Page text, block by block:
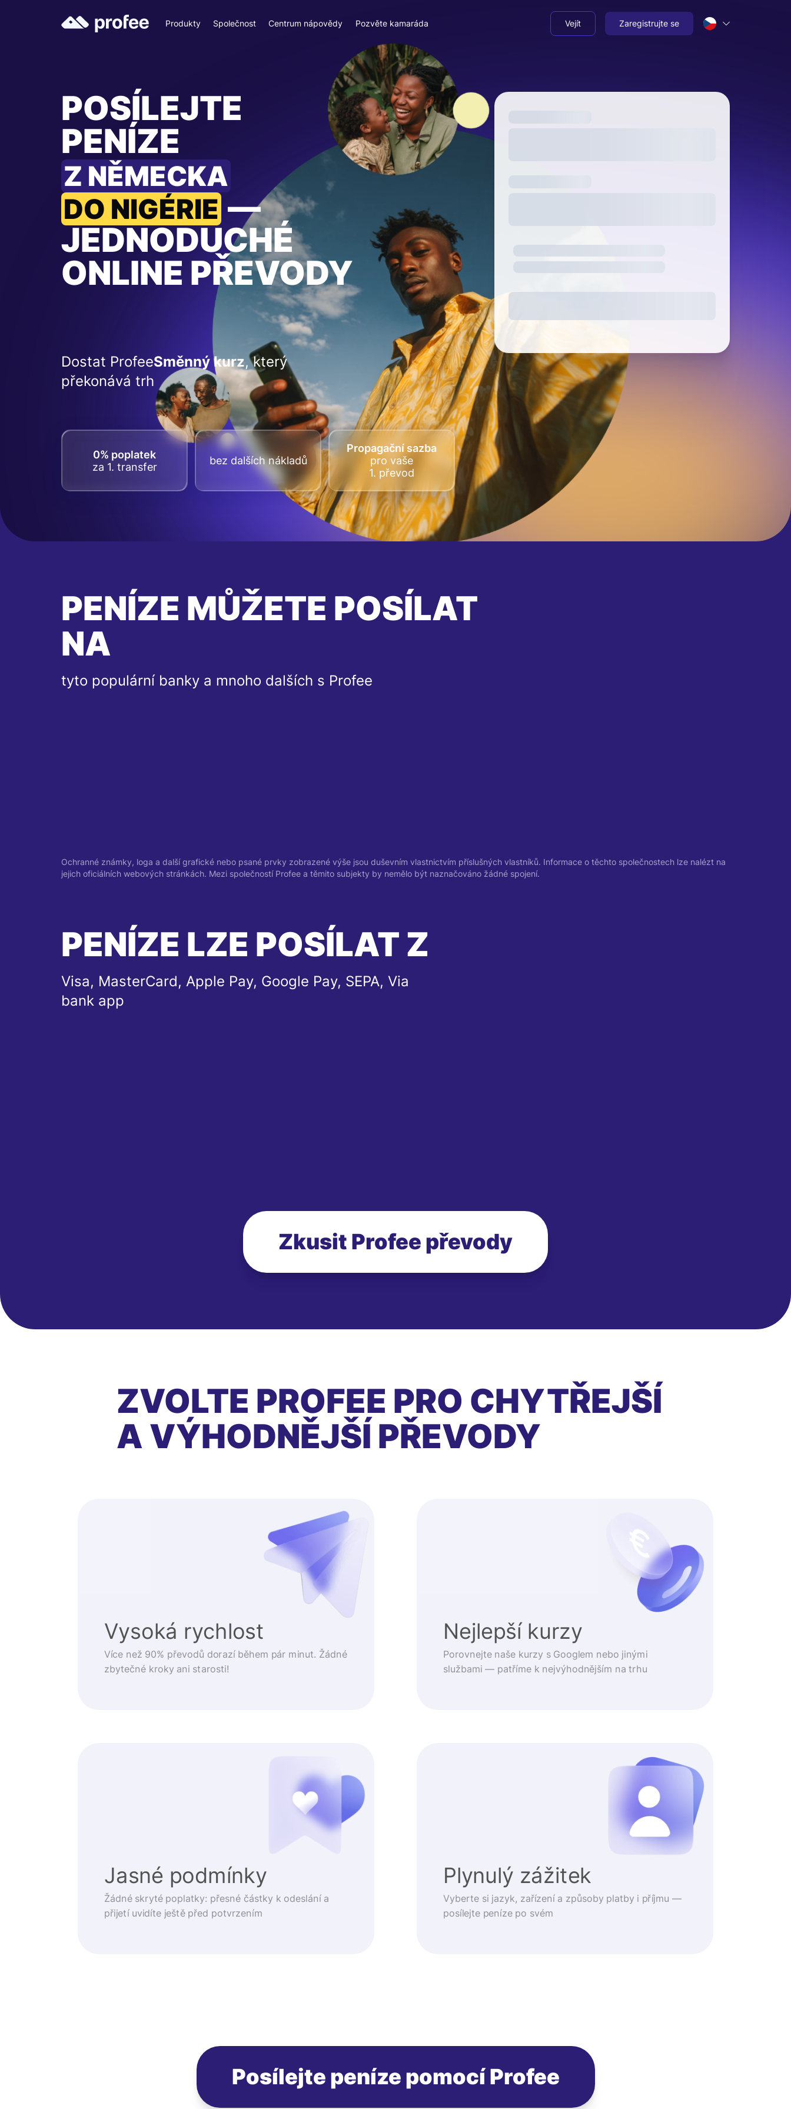
Produkty Společnost Centrum nápovědy Pozvěte kamaráda Vejít Zaregistrujte se
POSÍLEJTE
PENÍZE
Z NĚMECKA
DO NIGÉRIE —
JEDNODUCHÉ
ONLINE PŘEVODY
Dostat ProfeeSměnný kurz, který
překonává trh
0% poplatek
za 1. transfer
bez dalších nákladů
Propagační sazba
pro vaše
1. převod
PENÍZE MŮŽETE POSÍLAT
NA
tyto populární banky a mnoho dalších s Profee
Ochranné známky, loga a další grafické nebo psané prvky zobrazené výše jsou duševním vlastnictvím příslušných vlastníků. Informace o těchto společnostech lze nalézt na
jejich oficiálních webových stránkách. Mezi společností Profee a těmito subjekty by nemělo být naznačováno žádné spojení.
PENÍZE LZE POSÍLAT Z
Visa, MasterCard, Apple Pay, Google Pay, SEPA, Via
bank app
Zkusit Profee převody
ZVOLTE PROFEE PRO CHYTŘEJŠÍ
A VÝHODNĚJŠÍ PŘEVODY
Vysoká rychlost
Více než 90% převodů dorazí během pár minut. Žádné
zbytečné kroky ani starosti!
Nejlepší kurzy
Porovnejte naše kurzy s Googlem nebo jinými
službami — patříme k nejvýhodnějším na trhu
Jasné podmínky
Žádné skryté poplatky: přesné částky k odeslání a
přijetí uvidíte ještě před potvrzením
Plynulý zážitek
Vyberte si jazyk, zařízení a způsoby platby i příjmu —
posílejte peníze po svém
Posílejte peníze pomocí Profee